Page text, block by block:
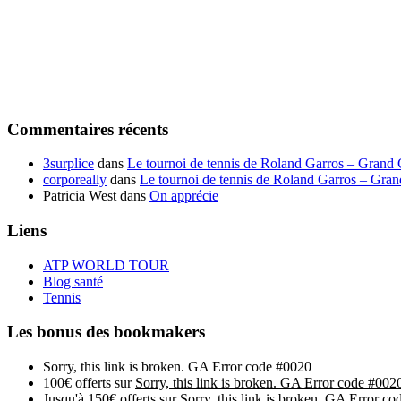
Commentaires récents
3surplice dans Le tournoi de tennis de Roland Garros – Grand
corporeally dans Le tournoi de tennis de Roland Garros –
Patricia West dans On apprécie
Liens
ATP WORLD TOUR
Blog santé
Tennis
Les bonus des bookmakers
Sorry, this link is broken. GA Error code #0020
100€ offerts sur Sorry, this link is broken. GA Error code